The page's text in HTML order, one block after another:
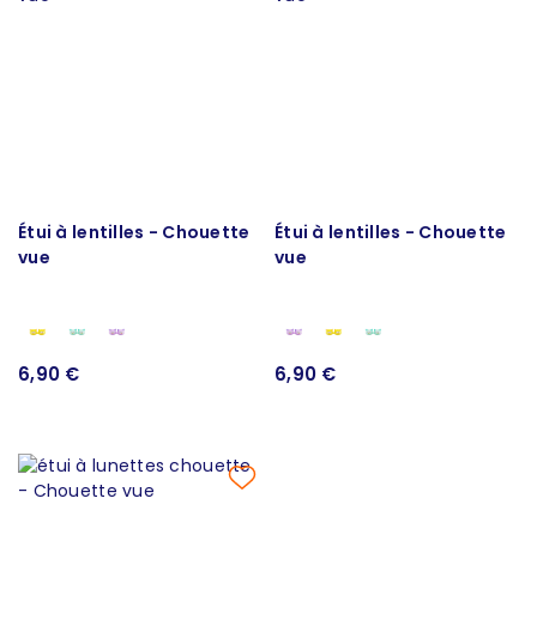
Étui à lentilles - Chouette
vue
6,90 €
Étui à lentilles - Chouette
vue
6,90 €